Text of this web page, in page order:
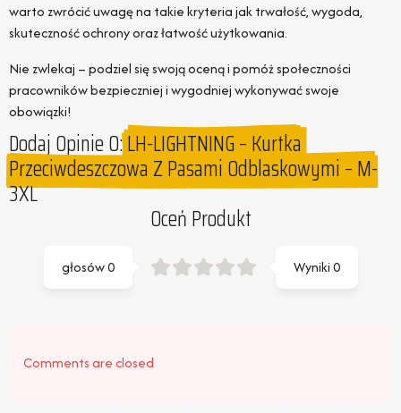
warto zwrócić uwagę na takie kryteria jak trwałość, wygoda,
skuteczność ochrony oraz łatwość użytkowania.
Nie zwlekaj – podziel się swoją oceną i pomóż społeczności
pracowników bezpieczniej i wygodniej wykonywać swoje
obowiązki!
Dodaj Opinie O:LH-LIGHTNING – Kurtka
Przeciwdeszczowa Z Pasami Odblaskowymi – M-
3XL
Oceń Produkt
Wyniki0
głosów0
Comments are closed